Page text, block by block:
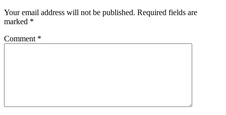
Your email address will not be published. Required fields are
marked *
Comment *